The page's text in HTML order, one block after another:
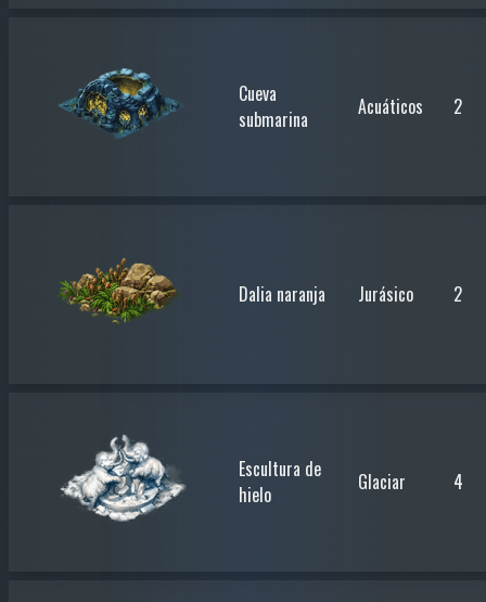
Cueva
submarina
Acuáticos 2
Dalia naranja Jurásico 2
Escultura de
hielo
Glaciar 4